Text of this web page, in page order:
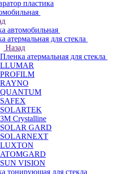
пластика
автомобильная
атермальная для стекла
Назад
Пленка атермальная для стекла
LLUMAR
PROFILM
RAYNO
QUANTUM
SAFEX
SOLARTEK
3M Crystalline
SOLAR GARD
SOLARNEXT
LUXTON
ATOMGARD
SUN VISION
тонирующая для стекла